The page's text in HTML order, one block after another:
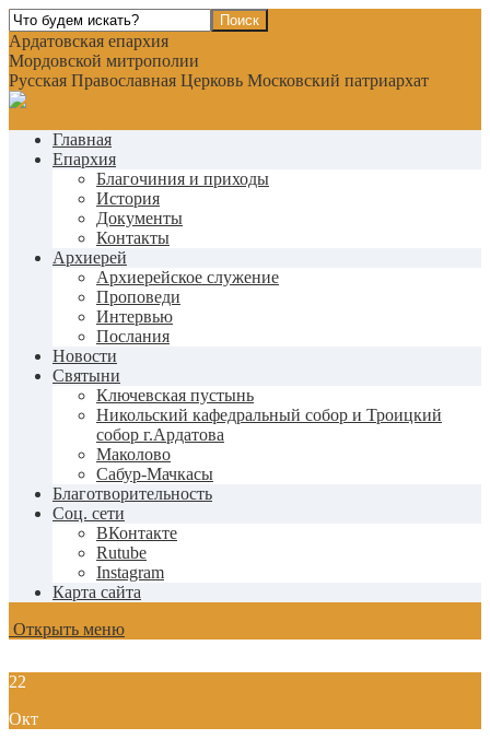
Ардатовская епархия
Мордовской митрополии
Русская Православная Церковь Московский патриархат
Главная
Епархия
Благочиния и приходы
История
Документы
Контакты
Архиерей
Архиерейское служение
Проповеди
Интервью
Послания
Новости
Святыни
Ключевская пустынь
Никольский кафедральный собор и Троицкий
собор г.Ардатова
Маколово
Сабур-Мачкасы
Благотворительность
Соц. сети
ВКонтакте
Rutube
Instagram
Карта сайта
Открыть меню
22
Окт